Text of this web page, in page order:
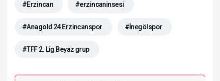
#Erzincan #erzincaninsesi
#Anagold 24 Erzincanspor #İnegölspor
#TFF 2. Lig Beyaz grup